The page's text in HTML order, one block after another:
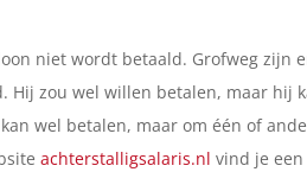
niet wordt betaald. Grofweg zijn
zou wel willen betalen, maar hij
wel betalen, maar om één of
achterstalligsalaris.nl vind je